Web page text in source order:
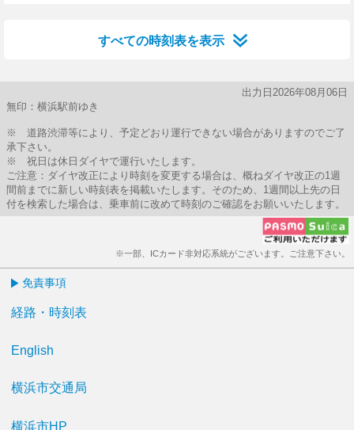
すべての時刻表を表示
出力日2026年08月06日
無印：横浜駅前ゆき
※ 道路渋滞等により、予定どおり運行できない場合がありますのでご了
承下さい。
※ 祝日は休日ダイヤで運行いたします。
ご注意：ダイヤ改正により時刻を変更する場合は、概ねダイヤ改正の1週
間前までに新しい時刻表を掲載いたします。そのため、1週間以上先の日
付を検索した場合は、乗車前に改めて時刻のご確認をお願いいたします。
※一部、ICカード非対応系統がございます。ご注意下さい。
免責事項
経路・時刻表
English
横浜市交通局
横浜市HP